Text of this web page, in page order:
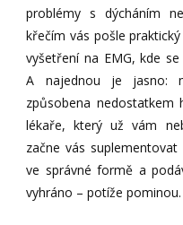
problémy s dýcháním
křečím vás pošle
vyšetření na EMG, kde
A najednou je jasno:
způsobena nedostatkem
lékaře, který už vám
začne vás
ve správné formě a
vyhráno – potíže pominou.